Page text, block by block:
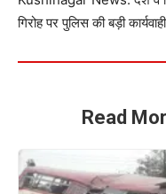
गिरोह पर पुलिस की बड़ी कार्यवाही
Read